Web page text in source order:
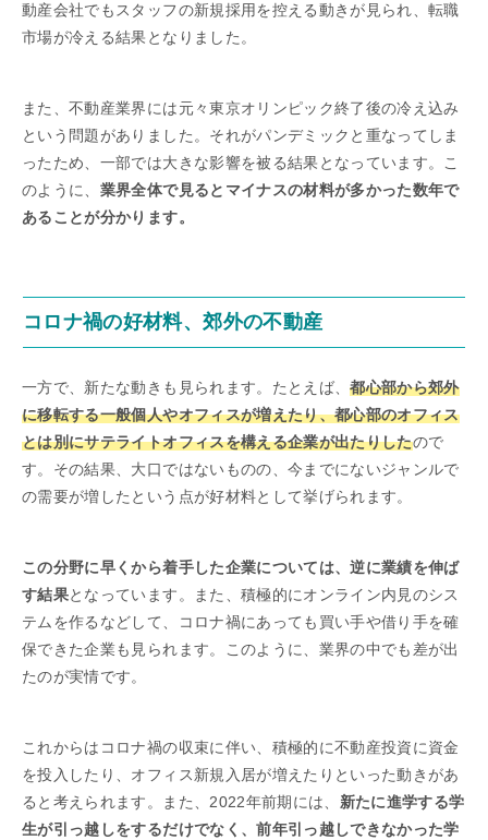
動産会社でもスタッフの新規採用を控える動きが見られ、転職
市場が冷える結果となりました。
また、不動産業界には元々東京オリンピック終了後の冷え込み
という問題がありました。それがパンデミックと重なってしま
ったため、一部では大きな影響を被る結果となっています。こ
のように、 業界全体で見るとマイナスの材料が多かった数年で
あることが分かります。
コロナ禍の好材料、郊外の不動産
一方で、新たな動きも見られます。たとえば、都心部から郊外
に移転する一般個人やオフィスが増えたり、都心部のオフィス
とは別にサテライトオフィスを構える企業が出たりしたので
す。その結果、大口ではないものの、今までにないジャンルで
の需要が増したという点が好材料として挙げられます。
この分野に早くから着手した企業については、逆に業績を伸ば
す結果となっています。また、積極的にオンライン内見のシス
テムを作るなどして、コロナ禍にあっても買い手や借り手を確
保できた企業も見られます。このように、業界の中でも差が出
たのが実情です。
これからはコロナ禍の収束に伴い、積極的に不動産投資に資金
を投入したり、オフィス新規入居が増えたりといった動きがあ
ると考えられます。また、2022年前期には、 新たに進学する学
生が引っ越しをするだけでなく、前年引っ越しできなかった学